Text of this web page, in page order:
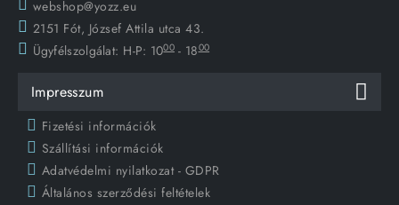
webshop@yozz.eu
2151 Fót, József Attila utca 43.
Ügyfélszolgálat: H-P: 1000 - 1800
Impresszum
Fizetési információk
Szállítási információk
Adatvédelmi nyilatkozat - GDPR
Általános szerződési feltételek